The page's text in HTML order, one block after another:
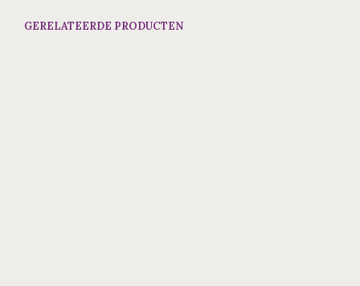
GERELATEERDE PRODUCTEN